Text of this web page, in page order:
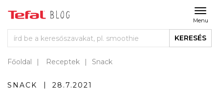
Menu
KERESÉS
Főoldal Receptek Snack
SNACK 28.7.2021